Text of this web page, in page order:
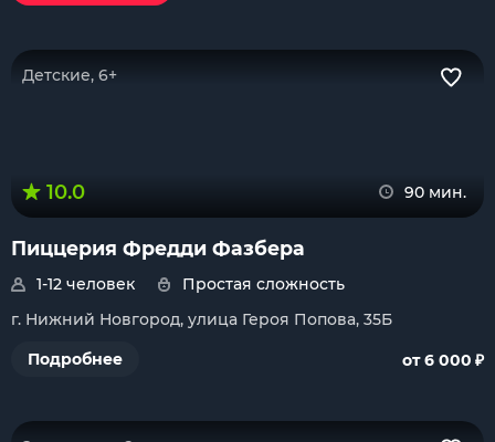
Детские, 6+
10.0 90 мин.
Пиццерия Фредди Фазбера
1-12 человек
Простая сложность
г. Нижний Новгород, улица Героя Попова, 35Б
Подробнее
от 6 000 ₽